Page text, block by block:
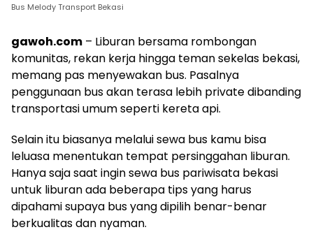
Bus Melody Transport Bekasi
gawoh.com – Liburan bersama rombongan
komunitas, rekan kerja hingga teman sekelas bekasi,
memang pas menyewakan bus. Pasalnya
penggunaan bus akan terasa lebih private dibanding
transportasi umum seperti kereta api.
Selain itu biasanya melalui sewa bus kamu bisa
leluasa menentukan tempat persinggahan liburan.
Hanya saja saat ingin sewa bus pariwisata bekasi
untuk liburan ada beberapa tips yang harus
dipahami supaya bus yang dipilih benar-benar
berkualitas dan nyaman.